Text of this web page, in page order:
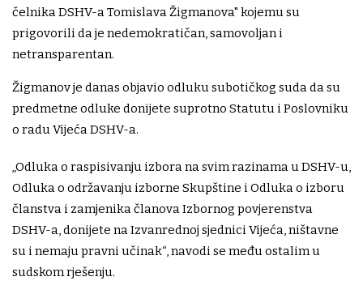
čelnika DSHV-a Tomislava Žigmanova" kojemu su
prigovorili da je nedemokratičan, samovoljan i
netransparentan.
Žigmanov je danas objavio odluku subotičkog suda da su
predmetne odluke donijete suprotno Statutu i Poslovniku
o radu Vijeća DSHV-a.
„Odluka o raspisivanju izbora na svim razinama u DSHV-u,
Odluka o održavanju izborne Skupštine i Odluka o izboru
članstva i zamjenika članova Izbornog povjerenstva
DSHV-a, donijete na Izvanrednoj sjednici Vijeća, ništavne
su i nemaju pravni učinak“, navodi se među ostalim u
sudskom rješenju.